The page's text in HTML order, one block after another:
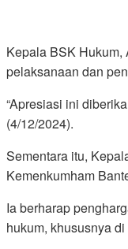
Kepala BSK Hukum,
pelaksanaan dan
“Apresiasi ini
(4/12/2024).
Sementara itu,
Kemenkumham
Ia berharap
hukum, khususnya